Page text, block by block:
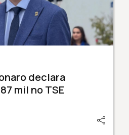
declara
mil no TSE